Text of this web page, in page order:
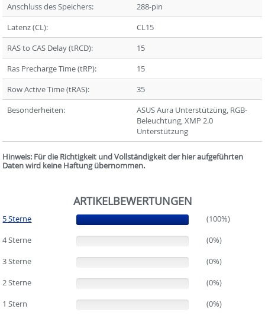
Anschluss des Speichers:
288-pin
Latenz (CL):
CL15
RAS to CAS Delay (tRCD):
15
Ras Precharge Time (tRP):
15
Row Active Time (tRAS):
35
Besonderheiten:
ASUS Aura Unterstützüng, RGB-
Beleuchtung, XMP 2.0
Unterstützung
Hinweis: Für die Richtigkeit und Vollständigkeit der hier aufgeführten
Daten wird keine Haftung übernommen.
ARTIKELBEWERTUNGEN
5 Sterne (100%)
(100%)
4 Sterne
(0%)
3 Sterne
(0%)
2 Sterne
(0%)
1 Stern
(0%)